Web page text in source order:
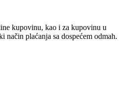
kupovinu, kao i za kupovinu u
način plaćanja sa dospećem odmah.